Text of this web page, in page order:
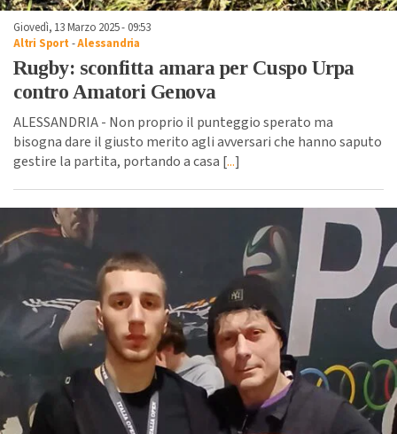
Giovedì, 13 Marzo 2025 - 09:53
Altri Sport -Alessandria
Rugby: sconfitta amara per Cuspo Urpa
contro Amatori Genova
ALESSANDRIA - Non proprio il punteggio sperato ma
bisogna dare il giusto merito agli avversari che hanno saputo
gestire la partita, portando a casa [...]